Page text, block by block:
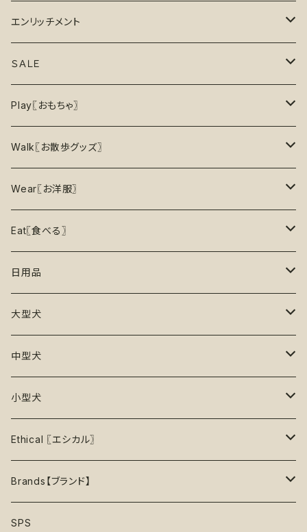
6月の新商品
7月の新商品
8月の新商品
エンリッチメント
フードボウル
おもちゃ
パズル
トレーニング
リックマット
初級【★☆☆☆☆】やさしい
初級＋【★★☆☆☆】ふつう
香り付き
ＳＡＬＥ
割引で探す
5%OFF
10％OFF
35%OFF
40%OFF
おもちゃ
お洋服
リード・ハーネス・首輪
フードボウル
再入荷なし！
Play〖おもちゃ〗
二度楽しめる！壊すと新しいおもちゃが出てくる！
ノーズワーク【Nosework】
知育玩具【Enrichment】
丈夫なおもちゃ
ぬいぐるみ
ボール
噛むおもちゃ
ロープトイ【紐】
フリスビー
音鳴るおもちゃ
Walk〖お散歩グッズ〗
首輪
ハーネス
リード
エチケット
Wear〖お洋服〗
レインコート
ロンパース
T -シャツ
パーカー
タンクトップ
セーター
アクセサリー
リボン
スリーブレス・ノースリーブ
Eat〖食べる〗
フードボウル
早食い防止
おやつ入れ可能
知育【エンリッチメント】
リックマット
おやつ型
ウォーターボウル
日用品
Toothbrushes【歯ブラシ】
Poop Pickup【うんち処理】
Brushes【ブラシ】
大型犬
おもちゃ
お洋服
首輪
ハーネス
中型犬
おもちゃ
お洋服
首輪
ハーネス
小型犬
おもちゃ
お洋服
首輪
Ethical 〖エシカル〗
Sustainable〖サスティナブル〗
Organic〖オーガニック〗
Brands【ブランド】
Alqo Wasi
SPS